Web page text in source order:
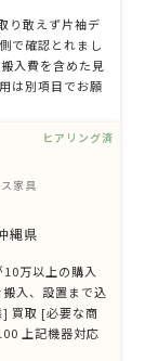
り敢えず片袖デ
で確認とれまし
入費を含めた見
別項目でお願
家具
縄県
万以上の購入
入、設置まで込
] 買取 [必要な商
上記機器対応
ヒアリング済